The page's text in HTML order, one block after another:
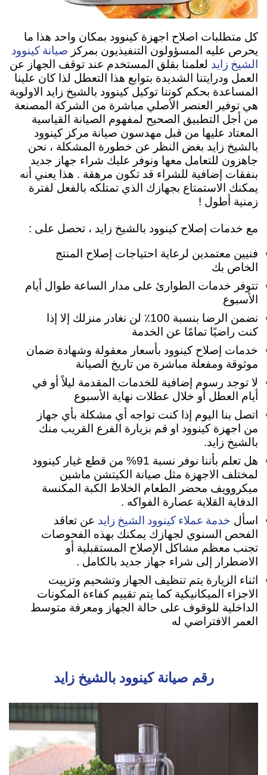
كل متطلبات اصلاح اجهزة كينوود بمكان واحد هذا ما
يحرص عليه المسؤولون التنفيذيون بمركز صيانة كينوود
الشيخ زايد لعلمنا بقلق المستخدم عند توقف الجهاز عن
العمل ودرايتنا الشديدة بتوابع هذا التعطل لذا كان علينا
المساعدة بحكم كوننا توكيل كينوود بالشيخ زايد الاولوية
هي توفير العنصر الأصلي مباشرة من الشركة المصنعة
من أجل التطبيق الصحيح لمفهوم الصيانة القياسية
المعتاد عليها من قبل مهدسون صيانة مركز كينوود
بالشيخ زايد بغض النظر عن خطورة المشكلة ، نحن
جاهزون للتعامل معها ونوفر عليك شراء جهاز جديد
بنفقات إضافية للشراء قد تكون مرهقة . هذا يعني أنه
يمكنك الاستمتاع بجهازك الذي تمتلكه بالفعل لفترة
زمنية أطول !
مع خدمات إصلاح كينوود بالشيخ زايد ، تحصل على :
فنيين معتمدين لرعاية احتياجات إصلاح المنتج
الخاص بك
تتوفر خدمات الطوارئ على مدار الساعة طوال أيام
الأسبوع
نضمن الرضا بنسبة 100٪ لن نغادر منزلك إلا إذا
كنت راضيًا تمامًا عن الخدمة
خدمات إصلاح كينوود بأسعار معقولة وشهادة ضمان
موثوقة ومفعلة مباشرة من تاريخ الصيانة
لا توجد رسوم إضافية للخدمات المقدمة ليلاً أو في
أيام العطل أو خلال عطلات نهاية الأسبوع
اتصل بنا اليوم إذا كنت تواجه أي مشكلة بأي جهاز
من اجهزة كينوود او قم بزيارة الفرع القريب منك
بالشيخ زايد.
هل تعلم بأننا نوفر نسبة 91% من قطع غيار كينوود
لمختلف الاجهزة مثل صيانة الكيتشن ماشين
ميكروويف محضر الطعام الخلاط الكبة المكنسة
الدفاية القلاية عصارة الفواكه .
اسأل خدمة عملاء كينوود الشيخ زايد عن تعاقد
الفحص السنوي لجهازك يمكنك بهذه الفحوصات
تجنب معظم مشاكل الإصلاح المستقبلية أو
الاضطرار إلى شراء جهاز جديد بالكامل .
اثناء الزيارة يتم تنظيف الجهاز وتشحيم وتزييت
الاجزاء الميكانيكية كما يتم تقييم كفاءة المكونات
الداخلية للوقوف على حالة الجهاز ومعرفة متوسط
العمر الافتراضي له
رقم صيانة كينوود بالشيخ زايد